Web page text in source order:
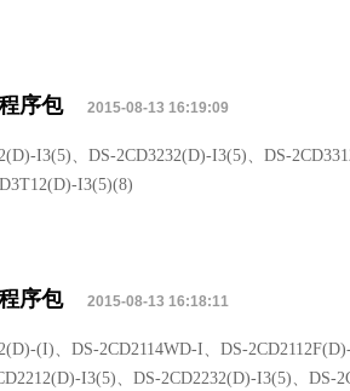
序包 2015-08-13 16:19:09
I3(5)、DS-2CD3232(D)-I3(5)、DS-
I3(5)(8)
序包 2015-08-13 16:18:11
(I)、DS-2CD2114WD-I、DS-
I3(5)、DS-2CD2232(D)-I3(5)、DS-